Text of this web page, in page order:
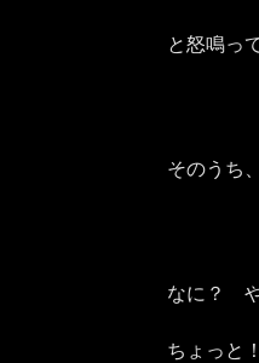
と怒鳴って
そのうち
なに？ や
ちょっと